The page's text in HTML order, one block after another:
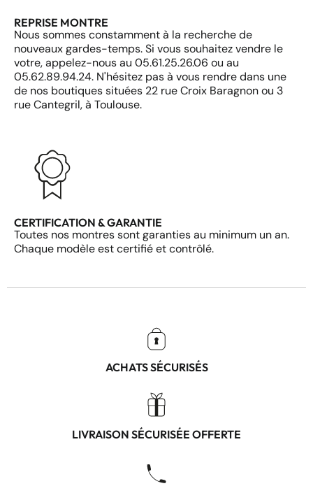
REPRISE MONTRE
Nous sommes constamment à la recherche de
nouveaux gardes-temps. Si vous souhaitez vendre le
votre, appelez-nous au 05.61.25.26.06 ou au
05.62.89.94.24. N'hésitez pas à vous rendre dans une
de nos boutiques situées 22 rue Croix Baragnon ou 3
rue Cantegril, à Toulouse.
CERTIFICATION & GARANTIE
Toutes nos montres sont garanties au minimum un an.
Chaque modèle est certifié et contrôlé.
ACHATS SÉCURISÉS
LIVRAISON SÉCURISÉE OFFERTE